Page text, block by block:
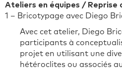
Ateliers en équipes / Reprise
1 – Bricotypage avec Diego
Avec cet atelier, Diego
participants à
projet en utilisant une
hétéroclites ou associés